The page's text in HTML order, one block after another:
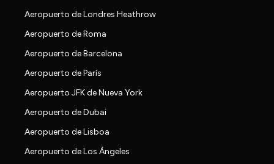
Aeropuerto de Londres Heathrow
Aeropuerto de Roma
Aeropuerto de Barcelona
Aeropuerto de París
Aeropuerto JFK de Nueva York
Aeropuerto de Dubai
Aeropuerto de Lisboa
Aeropuerto de Los Ángeles